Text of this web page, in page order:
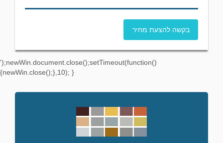
בקשה להצעת מחיר
');newWin.document.close();setTimeout(function()
{newWin.close();},10); }